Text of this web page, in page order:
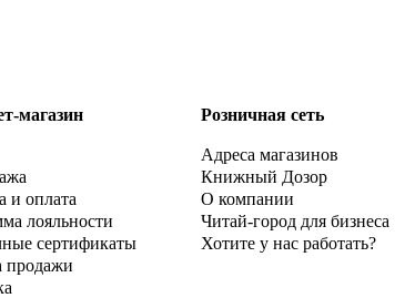
магазин
и оплата
лояльности
сертификаты
продажи
Розничная сеть
Адреса магазинов
Книжный Дозор
О компании
Читай-город для бизнеса
Хотите у нас работать?